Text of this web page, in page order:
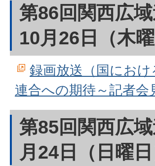
第86回関西広
10月26日（木
録画放送（国にお
連合への期待～記者会
第85回関西広
月24日（日曜